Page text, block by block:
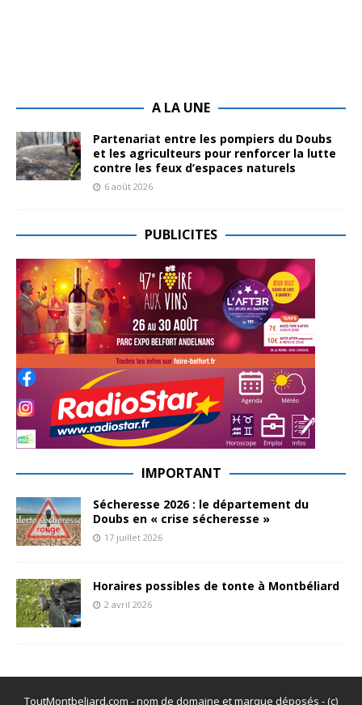
A LA UNE
Partenariat entre les pompiers du Doubs
et les agriculteurs pour renforcer la lutte
contre les feux d’espaces naturels
6 août 2026
PUBLICITES
IMPORTANT
Sécheresse 2026 : le département du
Doubs en « crise sécheresse »
17 juillet 2026
Horaires possibles de tonte à Montbéliard
2 avril 2026
ToutMontbeliard.com - nom de domaine et marque déposés - (c)